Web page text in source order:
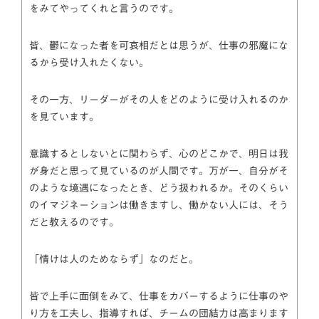
をみてやってくれと言うのです。
皆、鬱になった者を可哀相だとは思うが、仕事の邪魔にな
るから受け入れたくない。
その一方、リーダーがその人をどのように受け入れるのか
を見ています。
意識するとしないとに関わらず、心のどこかで、明日は我
が身だと思って見ているのが人間です。万が一、自分がそ
のような境遇になったとき、どう扱われるか。そのくらい
のイマジネーションは働きますし、働かない人には、そう
だと教えるのです。
「情けは人のためならず」なのだと。
皆で上手に面倒をみて、仕事をカバーするように仕事のや
り方を工夫し、指導すれば、チームの団結力は高まります